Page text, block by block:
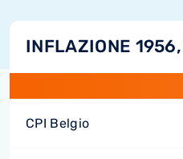
INFLAZIONE
CPI Belgio